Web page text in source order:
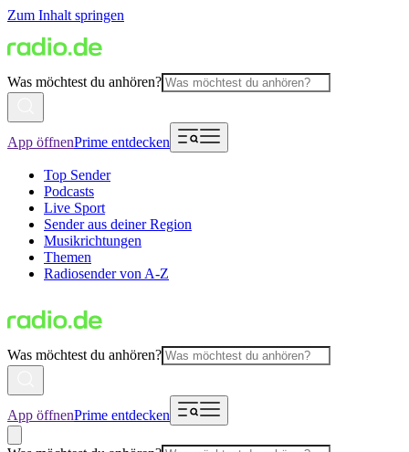
Zum Inhalt springen
Was möchtest du anhören?
App öffnenPrime entdecken
Top Sender
Podcasts
Live Sport
Sender aus deiner Region
Musikrichtungen
Themen
Radiosender von A-Z
Was möchtest du anhören?
App öffnenPrime entdecken